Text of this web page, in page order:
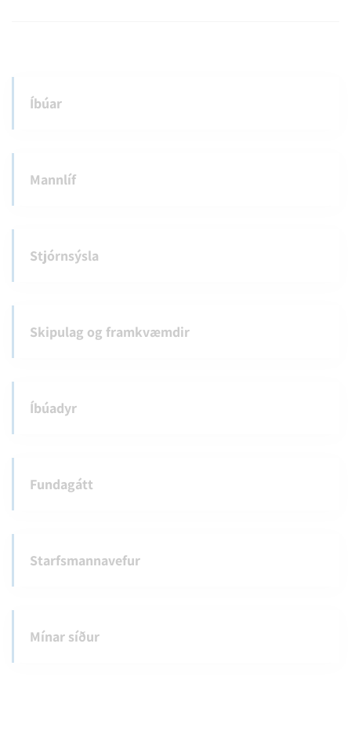
Íbúar
Mannlíf
Stjórnsýsla
Skipulag og framkvæmdir
Íbúadyr
Fundagátt
Starfsmannavefur
Mínar síður